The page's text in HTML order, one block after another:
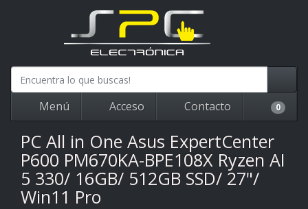
Menú Acceso Contacto 0
PC All in One Asus ExpertCenter
P600 PM670KA-BPE108X Ryzen AI
5 330/ 16GB/ 512GB SSD/ 27"/
Win11 Pro